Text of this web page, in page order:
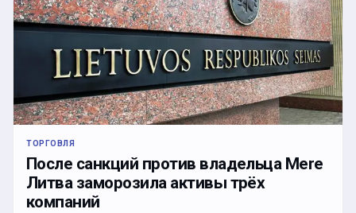
ТОРГОВЛЯ
После санкций против владельца Mere
Литва заморозила активы трёх
компаний